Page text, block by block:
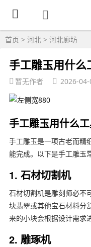
首页 > 河北 > 河北廊坊
手工雕玉用什
暂无作者 2026-04-
手工雕玉用什么
手工雕玉是一项古老而精
能完成。以下是手工雕玉
1. 石材切割机
石材切割机是雕刻师必不
块翡翠或其他宝石材料分
来的小块会根据设计需求
2. 雕琢机